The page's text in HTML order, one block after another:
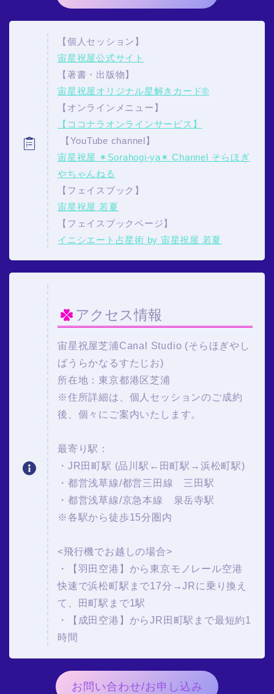
【個人セッション】
宙星祝屋公式サイト
【著書・出版物】
宙星祝屋オリジナル星解きカード®
【オンラインメニュー】
【ココナラオンラインサービス】
【YouTube channel】
宙星祝屋 ✶Sorahogi-ya✶ Channel そらほぎ
やちゃんねる
【フェイスブック】
宙星祝屋 若夏
【フェイスブックページ】
イニシエート占星術 by 宙星祝屋 若夏
アクセス情報
宙星祝屋芝浦Canal Studio (そらほぎやし
ばうらかなるすたじお)
所在地：東京都港区芝浦
※住所詳細は、個人セッションのご成約
後、個々にご案内いたします。
最寄り駅：
・JR田町駅 (品川駅←田町駅→浜松町駅)
・都営浅草線/都営三田線 三田駅
・都営浅草線/京急本線 泉岳寺駅
※各駅から徒歩15分圏内
<飛行機でお越しの場合>
・【羽田空港】から東京モノレール空港
快速で浜松町駅まで17分→JRに乗り換え
て、田町駅まで1駅
・【成田空港】からJR田町駅まで最短約1
時間
お問い合わせ/お申し込み